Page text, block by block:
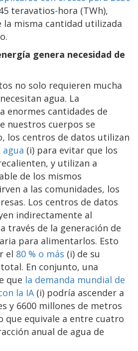
teravatios-hora (TWh),
la misma cantidad utilizada
genera necesidad de
no solo requieren mucha
agua. La
enormes cantidades de
nuestros cuerpos se
los centros de datos utilizan
agua (i) para evitar que los
y utilizan a
de los mismos
a las comunidades, los
Los centros de datos
indirectamente al
través de la generación de
para alimentarlos. Esto
el 80 % o más (i) de su
En conjunto, una
que la demanda mundial de
la IA(i) podría ascender a
y 6600 millones de metros
que equivale a entre cuatro
anual de agua de